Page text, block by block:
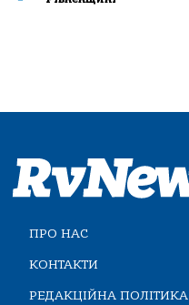
ПРО НАС
КОНТАКТИ
РЕДАКЦІЙНА ПОЛІТИКА